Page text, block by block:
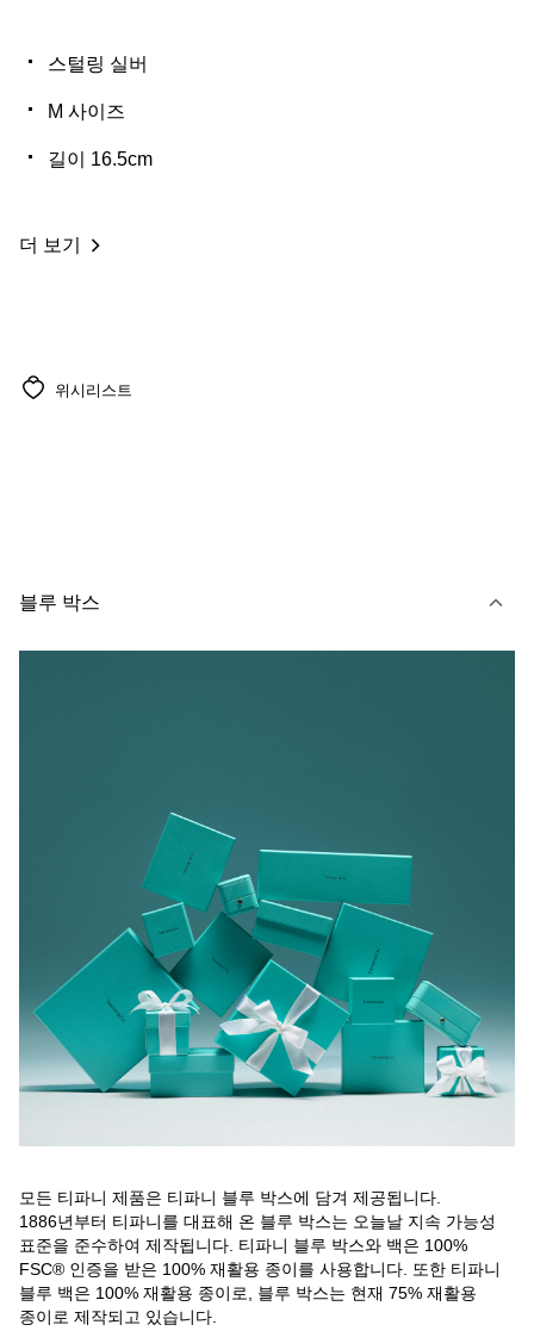
스털링 실버
M 사이즈
길이 16.5cm
더 보기
위시리스트
블루 박스
모든 티파니 제품은 티파니 블루 박스에 담겨 제공됩니다.
1886년부터 티파니를 대표해 온 블루 박스는 오늘날 지속 가능성
표준을 준수하여 제작됩니다. 티파니 블루 박스와 백은 100%
FSC® 인증을 받은 100% 재활용 종이를 사용합니다. 또한 티파니
블루 백은 100% 재활용 종이로, 블루 박스는 현재 75% 재활용
종이로 제작되고 있습니다.